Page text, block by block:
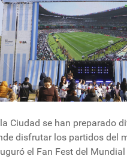
Ciudad se han preparado
disfrutar los partidos del
el Fan Fest del